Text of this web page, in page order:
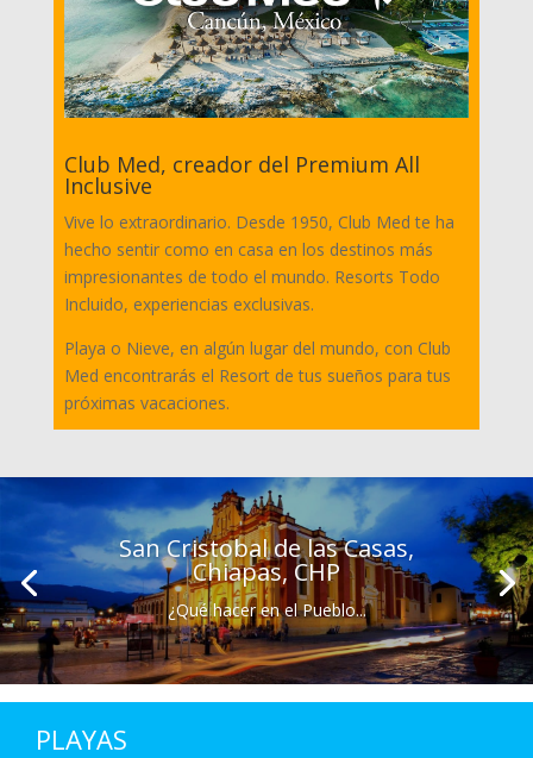
Club Med, creador del Premium All
Inclusive
Vive lo extraordinario. Desde 1950, Club Med te ha
hecho sentir como en casa en los destinos más
impresionantes de todo el mundo. Resorts Todo
Incluido, experiencias exclusivas.
Playa o Nieve, en algún lugar del mundo, con Club
Med encontrarás el Resort de tus sueños para tus
próximas vacaciones.
San Cristobal de las Casas,
Chiapas, CHP
¿Qué hacer en el Pueblo...
PLAYAS